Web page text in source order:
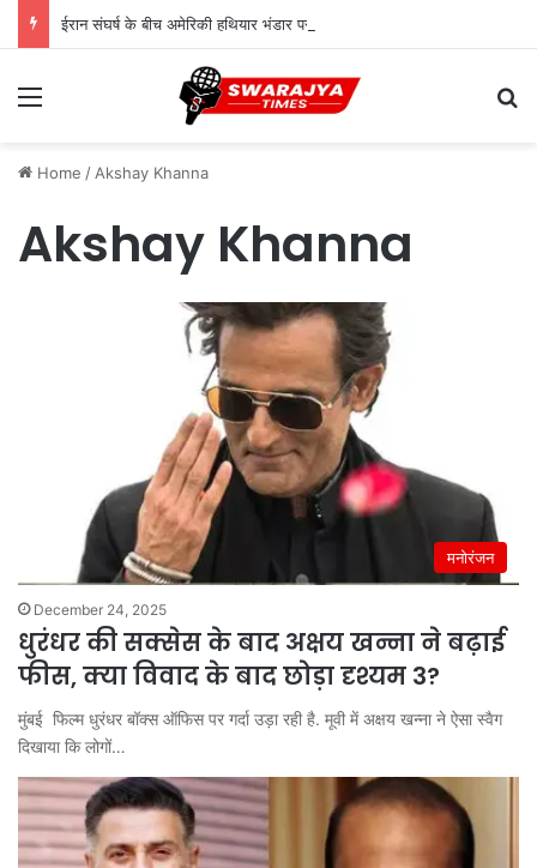
Menu
Home / Akshay Khanna
Akshay Khanna
मनोरंजन
December 24, 2025
धुरंधर की सक्सेस के बाद अक्षय खन्ना ने बढ़ाई
फीस, क्या विवाद के बाद छोड़ा दृश्यम 3?
मुंबई फिल्म धुरंधर बॉक्स ऑफिस पर गर्दा उड़ा रही है. मूवी में अक्षय खन्ना ने ऐसा स्वैग
दिखाया कि लोगों…